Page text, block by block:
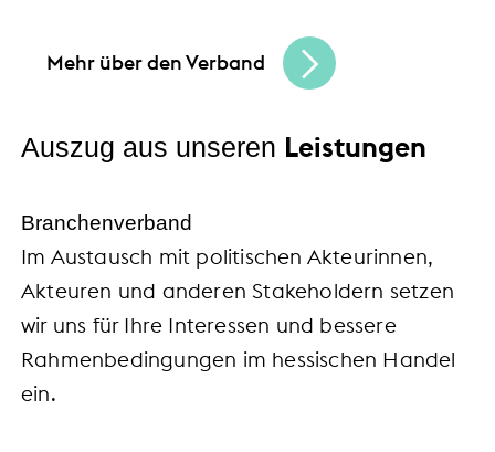
Mehr über den Verband
Auszug aus unseren Leistungen
Branchenverband
Im Austausch mit politischen Akteurinnen,
Akteuren und anderen Stakeholdern setzen
wir uns für Ihre Interessen und bessere
Rahmenbedingungen im hessischen Handel
ein.